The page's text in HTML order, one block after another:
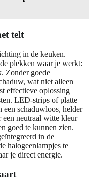
telt
in de keuken.
plekken waar je werkt:
Zonder goede
wat niet alleen
effectieve oplossing
LED-strips of platte
schaduwloos, helder
neutraal witte kleur
goed te kunnen zien.
in de
halogeenlampjes te
je direct energie.